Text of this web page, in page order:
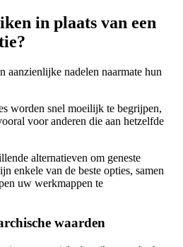
in plaats van een
aanzienlijke nadelen naarmate hun
worden snel moeilijk te begrijpen,
voor anderen die aan hetzelfde
alternatieven om geneste
enkele van de beste opties, samen
uw werkmappen te
waarden